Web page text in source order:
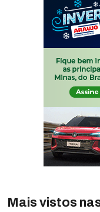
Mais vistos